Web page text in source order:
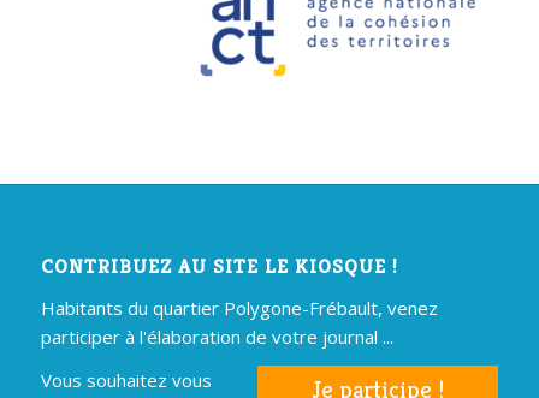
CONTRIBUEZ AU SITE LE KIOSQUE !
Habitants du quartier Polygone-Frébault, venez
participer à l'élaboration de votre journal ...
Je participe !
Vous souhaitez vous